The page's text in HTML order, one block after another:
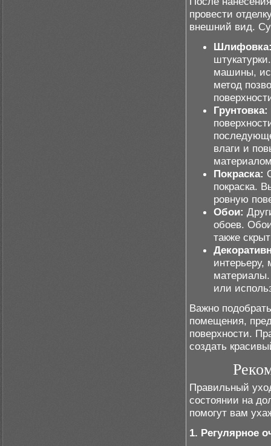
провести
внешний вид.
машины,
метод
Грунтовка:
влаги и
Покраска:
покраска.
ровную
Обои:
обоев.
также
интерьеру,
или
Важно
помещения,
поверхности.
создать
Правильный
состоянии на
помогут вам
1. Регулярное